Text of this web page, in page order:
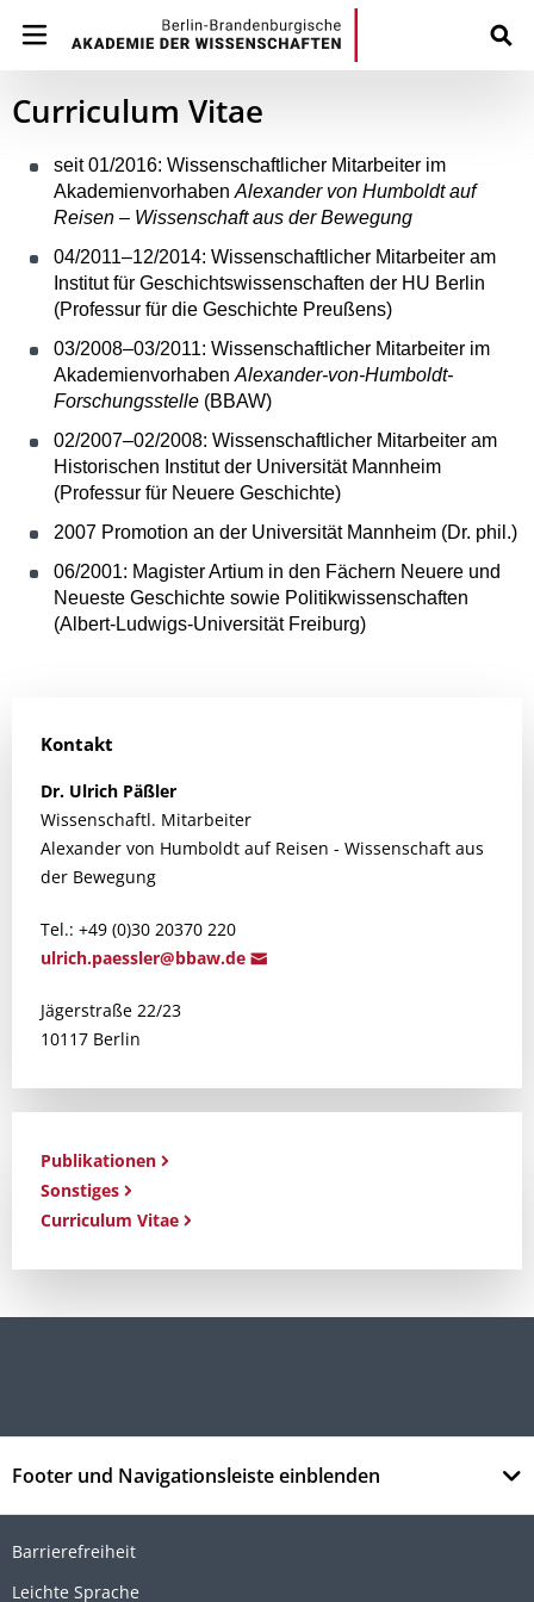
Curriculum Vitae
seit 01/2016: Wissenschaftlicher Mitarbeiter im
Akademienvorhaben Alexander von Humboldt auf
Reisen – Wissenschaft aus der Bewegung
04/2011–12/2014: Wissenschaftlicher Mitarbeiter am
Institut für Geschichtswissenschaften der HU Berlin
(Professur für die Geschichte Preußens)
03/2008–03/2011: Wissenschaftlicher Mitarbeiter im
Akademienvorhaben Alexander-von-Humboldt-
Forschungsstelle (BBAW)
02/2007–02/2008: Wissenschaftlicher Mitarbeiter am
Historischen Institut der Universität Mannheim
(Professur für Neuere Geschichte)
2007 Promotion an der Universität Mannheim (Dr. phil.)
06/2001: Magister Artium in den Fächern Neuere und
Neueste Geschichte sowie Politikwissenschaften
(Albert-Ludwigs-Universität Freiburg)
Kontakt
Dr. Ulrich Päßler
Wissenschaftl. Mitarbeiter
Alexander von Humboldt auf Reisen - Wissenschaft aus
der Bewegung
Tel.: +49 (0)30 20370 220
ulrich.paessler@bbaw.de
Jägerstraße 22/23
10117 Berlin
Publikationen
Sonstiges
Curriculum Vitae
Footer und Navigationsleiste einblenden
Barrierefreiheit
Leichte Sprache